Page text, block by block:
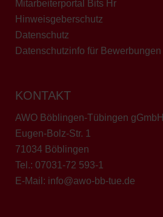
Mitarbeiterportal Bits Hr
Hinweisgeberschutz
Datenschutz
Datenschutzinfo für Bewerbungen
KONTAKT
AWO Böblingen-Tübingen gGmbH
Eugen-Bolz-Str. 1
71034 Böblingen
Tel.: 07031-72 593-1
E-Mail: info@awo-bb-tue.de